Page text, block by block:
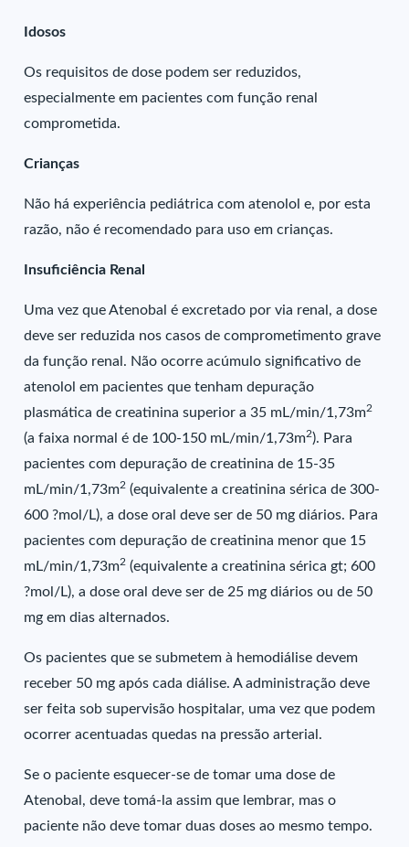
Idosos
Os requisitos de dose podem ser reduzidos,
especialmente em pacientes com função renal
comprometida.
Crianças
Não há experiência pediátrica com atenolol e, por esta
razão, não é recomendado para uso em crianças.
Insuficiência Renal
Uma vez que Atenobal é excretado por via renal, a dose
deve ser reduzida nos casos de comprometimento grave
da função renal. Não ocorre acúmulo significativo de
atenolol em pacientes que tenham depuração
plasmática de creatinina superior a 35 mL/min/1,73m2
(a faixa normal é de 100-150 mL/min/1,73m2). Para
pacientes com depuração de creatinina de 15-35
mL/min/1,73m2 (equivalente a creatinina sérica de 300-
600 ?mol/L), a dose oral deve ser de 50 mg diários. Para
pacientes com depuração de creatinina menor que 15
mL/min/1,73m2 (equivalente a creatinina sérica gt; 600
?mol/L), a dose oral deve ser de 25 mg diários ou de 50
mg em dias alternados.
Os pacientes que se submetem à hemodiálise devem
receber 50 mg após cada diálise. A administração deve
ser feita sob supervisão hospitalar, uma vez que podem
ocorrer acentuadas quedas na pressão arterial.
Se o paciente esquecer-se de tomar uma dose de
Atenobal, deve tomá-la assim que lembrar, mas o
paciente não deve tomar duas doses ao mesmo tempo.